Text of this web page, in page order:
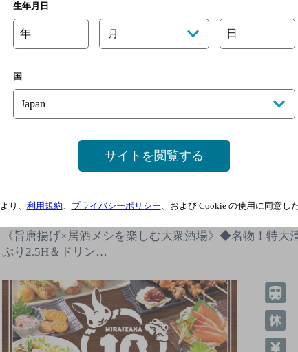
旨唐揚げと居酒メシ ミライザカ 本
《旨唐揚げ×居酒メシを楽しむ大衆酒場》◆名物！特
ぷり2.5H＆ドリン…
生年月日
年 月 日
国
サイトを閲覧する
り、 利用規約、 プライバシーポリシー、および Cookie の使用に同意し